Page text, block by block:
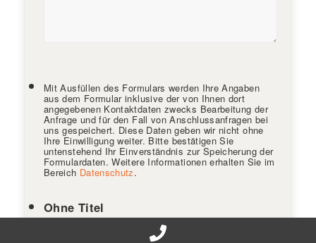
Mit Ausfüllen des Formulars werden Ihre Angaben
aus dem Formular inklusive der von Ihnen dort
angegebenen Kontaktdaten zwecks Bearbeitung der
Anfrage und für den Fall von Anschlussanfragen bei
uns gespeichert. Diese Daten geben wir nicht ohne
Ihre Einwilligung weiter. Bitte bestätigen Sie
untenstehend Ihr Einverständnis zur Speicherung der
Formulardaten. Weitere Informationen erhalten Sie im
Bereich Datenschutz.
Ohne Titel
Die Hinweise zum